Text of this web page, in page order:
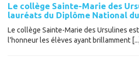
Le collège Sainte-Marie des
lauréats du Diplôme National
Le collège Sainte-Marie des Ursulines
l'honneur les élèves ayant brillamment